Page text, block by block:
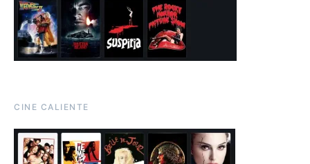
CINE CALIENTE